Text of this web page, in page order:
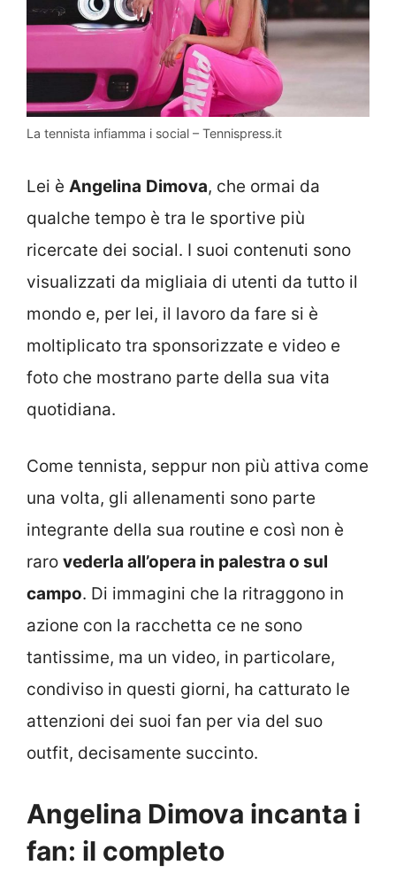
La tennista infiamma i social – Tennispress.it
Lei è Angelina Dimova, che ormai da
qualche tempo è tra le sportive più
ricercate dei social. I suoi contenuti sono
visualizzati da migliaia di utenti da tutto il
mondo e, per lei, il lavoro da fare si è
moltiplicato tra sponsorizzate e video e
foto che mostrano parte della sua vita
quotidiana.
Come tennista, seppur non più attiva come
una volta, gli allenamenti sono parte
integrante della sua routine e così non è
raro vederla all’opera in palestra o sul
campo. Di immagini che la ritraggono in
azione con la racchetta ce ne sono
tantissime, ma un video, in particolare,
condiviso in questi giorni, ha catturato le
attenzioni dei suoi fan per via del suo
outfit, decisamente succinto.
Angelina Dimova incanta i
fan: il completo